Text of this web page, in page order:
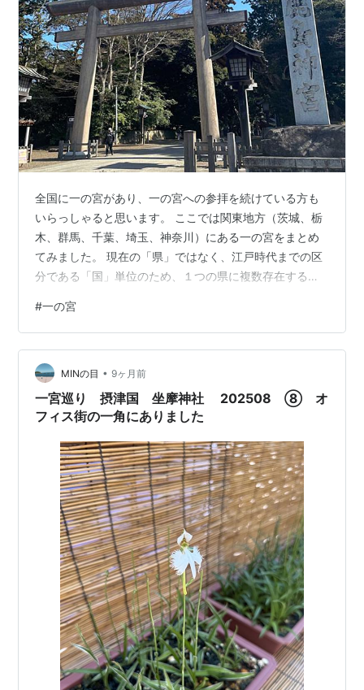
全国に一の宮があり、一の宮への参拝を続けている方も
いらっしゃると思います。 ここでは関東地方（茨城、栃
木、群馬、千葉、埼玉、神奈川）にある一の宮をまとめ
てみました。 現在の「県」ではなく、江戸時代までの区
分である「国」単位のため、１つの県に複数存在する場
（栃木県日光市） 二荒山神社（栃木県宇都宮市） 貫前神
社（群馬県富岡市） 香取神宮（千葉県香取市） 安房神社
（千葉県館山市） 洲崎神社（千葉県館山市） 玉前神社
（千葉県長生郡一宮町） 氷川神社（埼玉県さいたま市大
宮区） 氷川女體神社（埼玉県さいたま市緑区） 秩父神社
（埼玉県秩父市） 寒川神社（…
#一の宮
MINの目 • 9ヶ月前
一宮巡り 摂津国 坐摩神社 202508 ⑧ オ
フィス街の一角にありました